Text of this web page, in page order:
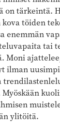
on tärkeintä.
töiden
enemmän
tai
Moni
ilman
ylitöitä.